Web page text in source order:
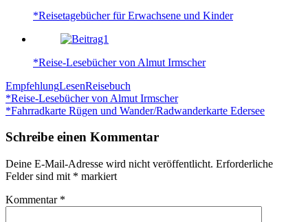
*Reisetagebücher für Erwachsene und Kinder
*Reise-Lesebücher von Almut Irmscher
EmpfehlungLesenReisebuch
Beitragsnavigation
*Reise-Lesebücher von Almut Irmscher
*Fahrradkarte Rügen und Wander/Radwanderkarte Edersee
Schreibe einen Kommentar
Deine E-Mail-Adresse wird nicht veröffentlicht. Erforderliche
Felder sind mit * markiert
Kommentar *